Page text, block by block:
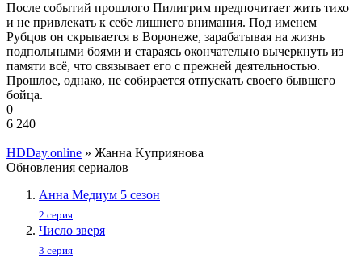
После событий прошлого Пилигрим предпочитает жить тихо
и не привлекать к себе лишнего внимания. Под именем
Рубцов он скрывается в Воронеже, зарабатывая на жизнь
подпольными боями и стараясь окончательно вычеркнуть из
памяти всё, что связывает его с прежней деятельностью.
Прошлое, однако, не собирается отпускать своего бывшего
бойца.
0
6 240
HDDay.online » Жaннa Kупpиянoвa
Обновления сериалов
Анна Медиум 5 сезон
2 серия
Число зверя
3 серия